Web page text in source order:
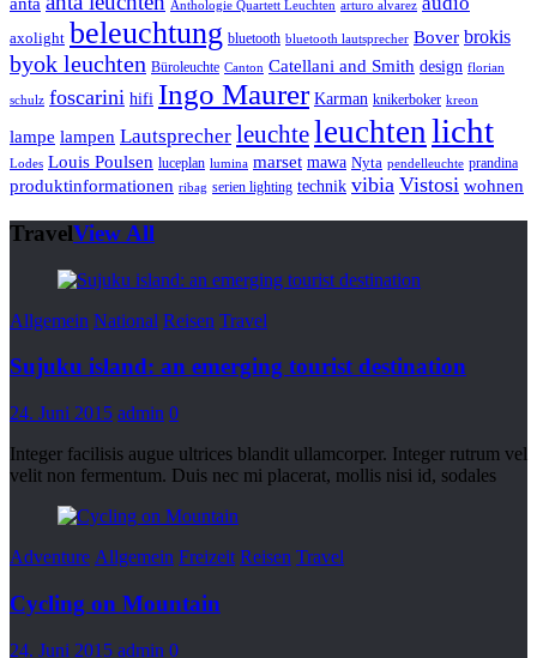
anta Anthologie Quartett Leuchten arturo alvarez
axolight beleuchtung bluetooth bluetooth lautsprecher Bover brokis
byok leuchten Büroleuchte Canton Catellani and Smith design florian
schulz foscarini hifi Ingo Maurer Karman knikerboker kreon
lampe lampen Lautsprecher leuchteleuchtenlicht
Lodes Louis Poulsen luceplan lumina marset mawa Nyta pendelleuchte prandina
produktinformationen ribag serien lighting technik vibia Vistosi wohnen
TravelView All
Allgemein National Reisen Travel
Sujuku island: an emerging tourist destination
24. Juni 2015 admin 0
Integer facilisis augue ultrices blandit ullamcorper. Integer rutrum vel
velit non fermentum. Duis nec mi placerat, mollis nisi id, sodales
Adventure Allgemein Freizeit Reisen Travel
Cycling on Mountain
24. Juni 2015 admin 0